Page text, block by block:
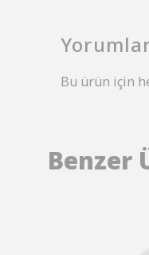
Bu ürün için
Benzer